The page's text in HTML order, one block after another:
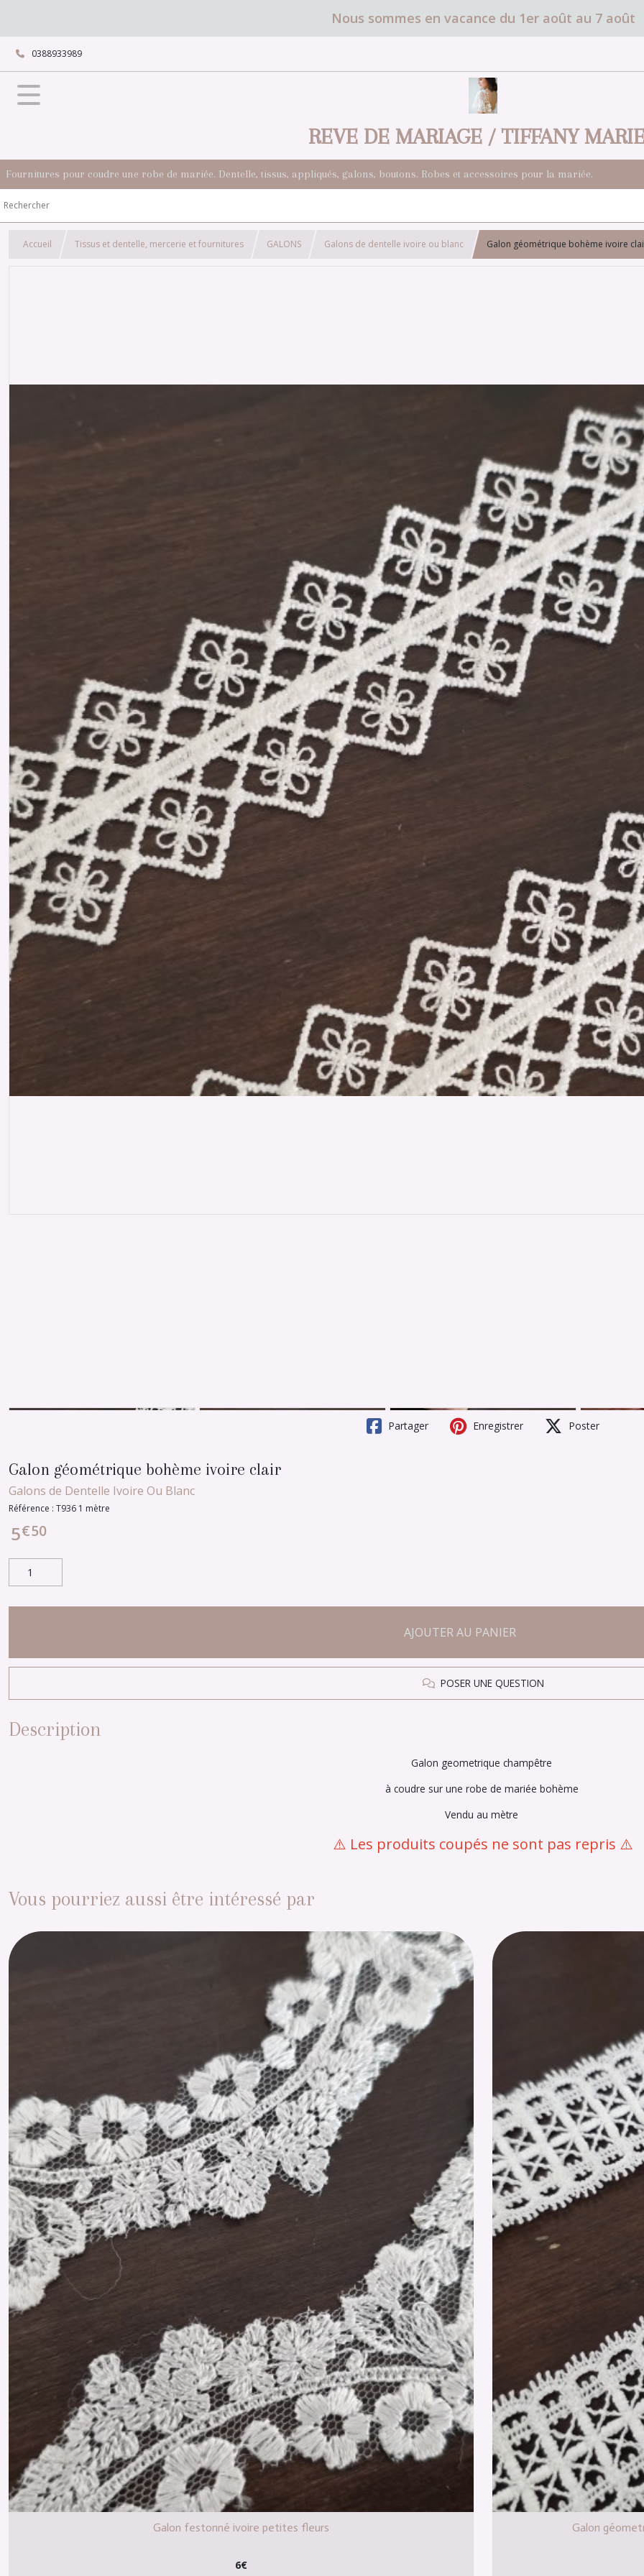
Nous sommes en vacance du 1er août au 7 août
0388933989
REVE DE MARIAGE / TIFFANY
Fournitures pour coudre une robe de mariée. Dentelle, tissus, appliqués, galons, boutons. Robes et accessoires pour la mariée.
Accueil Tissus et dentelle, mercerie et fournitures GALONS Galons de dentelle ivoire ou blanc Galon géométrique bohème ivoire
Partager Enregistrer Poster
Galon géométrique bohème ivoire clair
Galons de Dentelle Ivoire Ou Blanc
Référence : T936 1 mètre
5€50
AJOUTER AU PANIER
POSER UNE QUESTION
Description
Galon geometrique champêtre
à coudre sur une robe de mariée bohème
Vendu au mètre
⚠️ Les produits coupés ne sont pas repris ⚠️
Vous pourriez aussi être intéressé par
Galon festonné ivoire petites fleurs
6€
Galon